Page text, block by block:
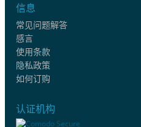
信息
常见问题解答
感言
使用条款
隐私政策
如何订购
认证机构